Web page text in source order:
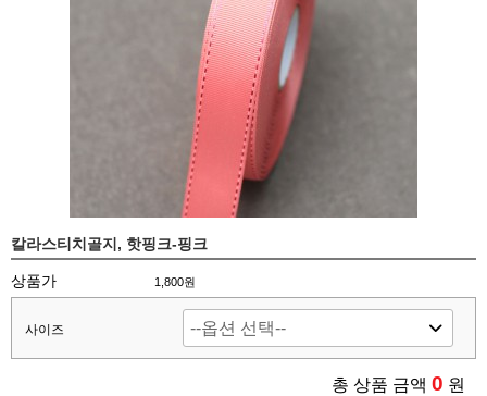
칼라스티치골지, 핫핑크-핑크
상품가 1,800원
사이즈
총 상품 금액 0 원